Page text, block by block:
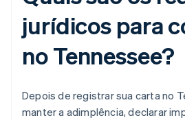
jurídicos para
no Tennessee?
Depois de registrar sua carta no
manter a adimplência, declarar